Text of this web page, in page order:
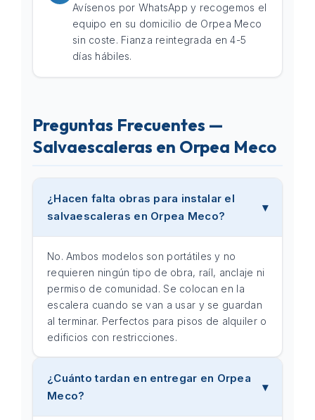
Avísenos por WhatsApp y recogemos el
equipo en su domicilio de Orpea Meco
sin coste. Fianza reintegrada en 4-5
días hábiles.
Preguntas Frecuentes —
Salvaescaleras en Orpea Meco
¿Hacen falta obras para instalar el
salvaescaleras en Orpea Meco?
No. Ambos modelos son portátiles y no
requieren ningún tipo de obra, raíl, anclaje ni
permiso de comunidad. Se colocan en la
escalera cuando se van a usar y se guardan
al terminar. Perfectos para pisos de alquiler o
edificios con restricciones.
¿Cuánto tardan en entregar en Orpea
Meco?